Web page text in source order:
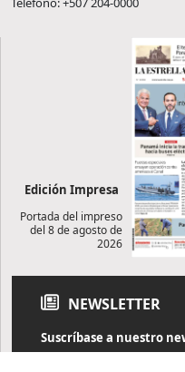
Edición Impresa
Portada del impreso
del 8 de agosto de
2026
NEWSLETTER
Suscríbase a nuestro
Reciba diariamente